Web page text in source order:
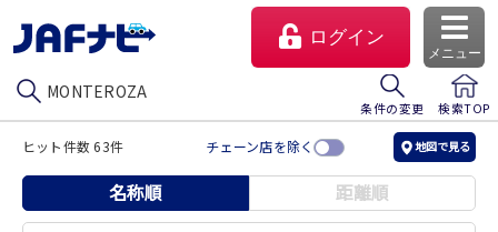
ログイン
メニュー
MONTEROZA
条件の変更 検索TOP
ヒット件数 63件 チェーン店を除く 地図で見る
名称順 距離順